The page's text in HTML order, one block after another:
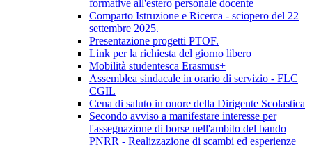
formative all'estero personale docente
Comparto Istruzione e Ricerca - sciopero del 22
settembre 2025.
Presentazione progetti PTOF.
Link per la richiesta del giorno libero
Mobilità studentesca Erasmus+
Assemblea sindacale in orario di servizio - FLC
CGIL
Cena di saluto in onore della Dirigente Scolastica
Secondo avviso a manifestare interesse per
l'assegnazione di borse nell'ambito del bando
PNRR - Realizzazione di scambi ed esperienze